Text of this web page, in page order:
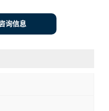
询信息